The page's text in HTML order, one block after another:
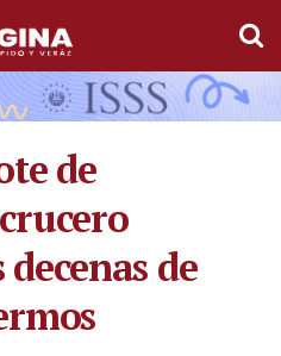
de
de